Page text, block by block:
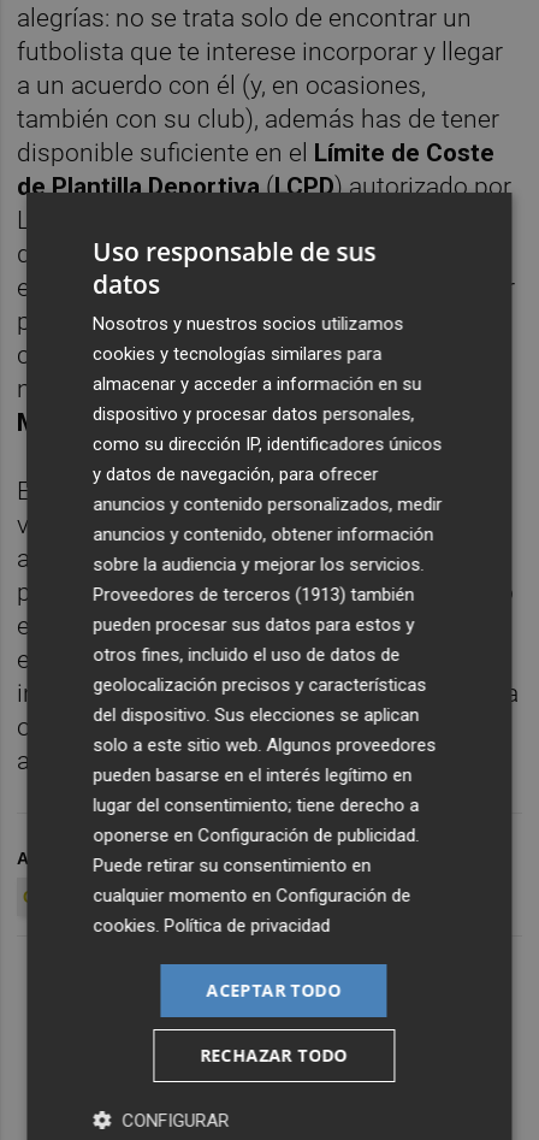
alegrías: no se trata solo de encontrar un
futbolista que te interese incorporar y llegar
a un acuerdo con él (y, en ocasiones,
también con su club), además has de tener
disponible suficiente en el Límite de Coste
de Plantilla Deportiva(LCPD) autorizado por
LaLiga. La determinación del mismo
depende de diferentes variables y factores,
entre los que se encuentran los ingresos por
publicidad, por ejemplo. Precisamente el
club azulgrana anunciaba este jueves un
nuevo acuerdo de patrocinio, este con
Marcos Automoción.
En el momento en que se abrió la actual
ventana de fichajes el Eldense tenía
asignado un LCPD de3,5 millones de euros
pero
las bajasy acuerdos publicitarios como
el citado y, especialmente, el anunciado con
el
Ayuntamiento de Elda han debido
incrementarlo. Lo anterior por no hablar de la
opción de ampliar al LCPD que confiere la
adhesión a LaLiga Impulso.
ARCHIVADO EN DUMIĆ
CARLOS HERNÁNDEZ
CD ELDENSE
Uso responsable de sus
datos
Nosotros y nuestros socios utilizamos
cookies y tecnologías similares para
almacenar y acceder a información en su
dispositivo y procesar datos personales,
como su dirección IP, identificadores únicos
y datos de navegación, para ofrecer
anuncios y contenido personalizados, medir
anuncios y contenido, obtener información
sobre la audiencia y mejorar los servicios.
Proveedores de terceros (1913) también
pueden procesar sus datos para estos y
otros fines, incluido el uso de datos de
geolocalización precisos y características
del dispositivo. Sus elecciones se aplican
solo a este sitio web. Algunos proveedores
pueden basarse en el interés legítimo en
lugar del consentimiento; tiene derecho a
oponerse enConfiguración de publicidad.
Puede retirar su consentimiento en
cualquier momento enConfiguración de
cookies.Política de privacidad
ACEPTAR TODO
RECHAZAR TODO
CONFIGURAR